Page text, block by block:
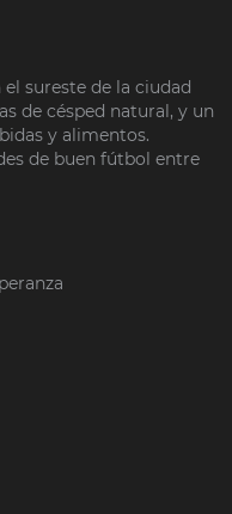
sureste de la ciudad
de césped natural, y un
y alimentos.
de buen fútbol entre